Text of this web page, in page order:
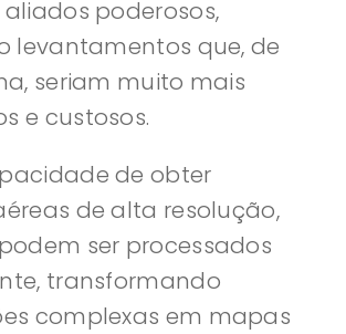
poderosos,
levantamentos que, de
seriam muito mais
e custosos.
de obter
de alta resolução,
ser processados
transformando
complexas em mapas